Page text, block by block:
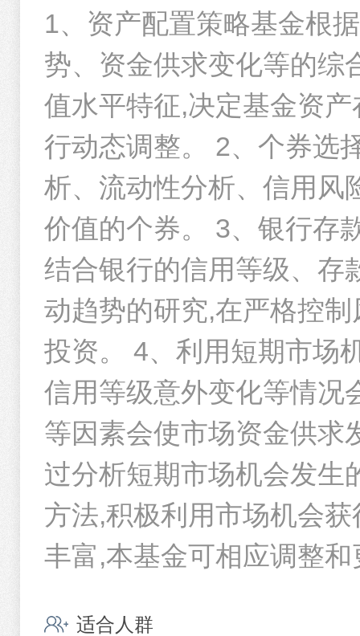
1、资产配置策略基金根
势、资金供求变化等的综
值水平特征,决定基金资
行动态调整。 2、个券选
析、流动性分析、信用风
价值的个券。 3、银行存
结合银行的信用等级、存
动趋势的研究,在严格控
投资。 4、利用短期市场
信用等级意外变化等情况
等因素会使市场资金供求
过分析短期市场机会发生
方法,积极利用市场机会
丰富,本基金可相应调整
适合人群
任期情况
基金经理 任期起
曲波 2014-
华夏安康债券A
1.29
1元起 灵活存取
专注信用债投资
1
收
过去半年
过去一年
过去三年
过去五年
成立以来
基金- 股票-
债
49.28 %
重仓股票
资产名称
重仓债券
债券名称
26建设银行CD137
26华夏银行CD172
26建设银行CD078
26江苏银行CD082
26中信银行CD140
华夏薪金宝货币市场基金招募说明书更新(2026年5月29日公告)
年度华夏基金管理有限公司以股东身份(通过公募基金持股)参
华夏薪金宝货币市场基金2026年第一季度报告
华夏基金管理有限公司旗下部分基金2026年第1季度报告提示
华夏基金管理有限公司旗下公募基金通过证券公司证券交易及
华夏薪金宝货币市场基金2025年年度报告
华夏基金管理有限公司旗下部分基金2025年年度报告提示性公